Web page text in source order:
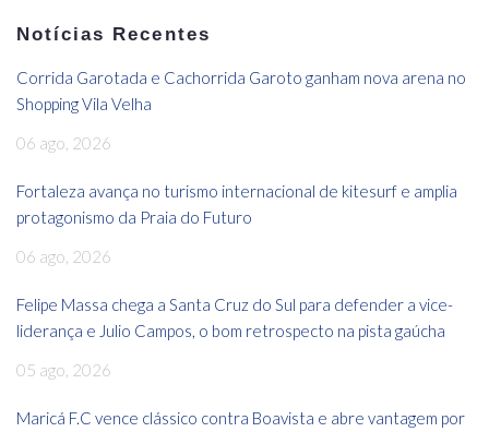
Notícias Recentes
Corrida Garotada e Cachorrida Garoto ganham nova arena no
Shopping Vila Velha
06 ago, 2026
Fortaleza avança no turismo internacional de kitesurf e amplia
protagonismo da Praia do Futuro
06 ago, 2026
Felipe Massa chega a Santa Cruz do Sul para defender a vice-
liderança e Julio Campos, o bom retrospecto na pista gaúcha
05 ago, 2026
Maricá F.C vence clássico contra Boavista e abre vantagem por